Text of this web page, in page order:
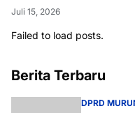
Juli 15, 2026
Failed to load posts.
Berita Terbaru
DPRD